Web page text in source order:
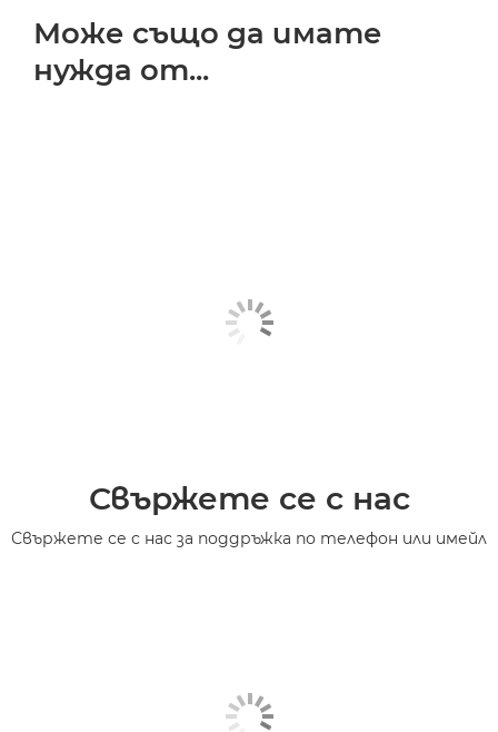
Може също да имате
нужда от...
Свържете се с нас
Свържете се с нас за поддръжка по телефон или имейл